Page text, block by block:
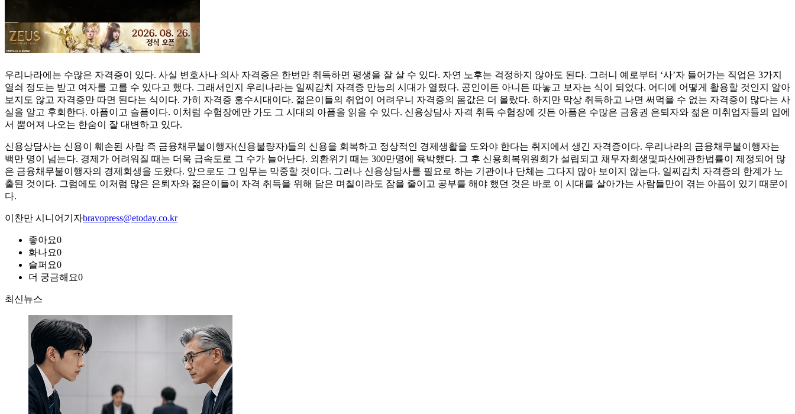
우리나라에는 수많은 자격증이 있다. 사실 변호사나 의사 자격증은 한번만 취득하면 평생을 잘 살 수 있다. 자연 노후는 걱정하지 않아도 된다. 그러니 예로부터 ‘사’자 들어가는 직업은 3가지
열쇠 정도는 받고 여자를 고를 수 있다고 했다. 그래서인지 우리나라는 일찌감치 자격증 만능의 시대가 열렸다. 공인이든 아니든 따놓고 보자는 식이 되었다. 어디에 어떻게 활용할 것인지 알아
보지도 않고 자격증만 따면 된다는 식이다. 가히 자격증 홍수시대이다. 젊은이들의 취업이 어려우니 자격증의 몸값은 더 올랐다. 하지만 막상 취득하고 나면 써먹을 수 없는 자격증이 많다는 사
실을 알고 후회한다. 아픔이고 슬픔이다. 이처럼 수험장에만 가도 그 시대의 아픔을 읽을 수 있다. 신용상담사 자격 취득 수험장에 깃든 아픔은 수많은 금융권 은퇴자와 젊은 미취업자들의 입에
서 뿜어져 나오는 한숨이 잘 대변하고 있다.
신용상담사는 신용이 훼손된 사람 즉 금융채무불이행자(신용불량자)들의 신용을 회복하고 정상적인 경제생활을 도와야 한다는 취지에서 생긴 자격증이다. 우리나라의 금융채무불이행자는
백만 명이 넘는다. 경제가 어려워질 때는 더욱 급속도로 그 수가 늘어난다. 외환위기 때는 300만명에 육박했다. 그 후 신용회복위원회가 설립되고 채무자회생및파산에관한법률이 제정되어 많
은 금융채무불이행자의 경제회생을 도왔다. 앞으로도 그 임무는 막중할 것이다. 그러나 신용상담사를 필요로 하는 기관이나 단체는 그다지 많아 보이지 않는다. 일찌감치 자격증의 한계가 노
출된 것이다. 그럼에도 이처럼 많은 은퇴자와 젊은이들이 자격 취득을 위해 담은 며칠이라도 잠을 줄이고 공부를 해야 했던 것은 바로 이 시대를 살아가는 사람들만이 겪는 아픔이 있기 때문이
다.
이찬만 시니어기자bravopress@etoday.co.kr
좋아요0
화나요0
슬퍼요0
더 궁금해요0
최신뉴스